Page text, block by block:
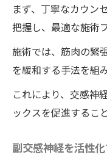
まず、丁寧なカウン
把握し、最適な施術
施術では、筋肉の緊
を緩和する手法を組
これにより、交感神
ックスを促進するこ
副交感神経を活性